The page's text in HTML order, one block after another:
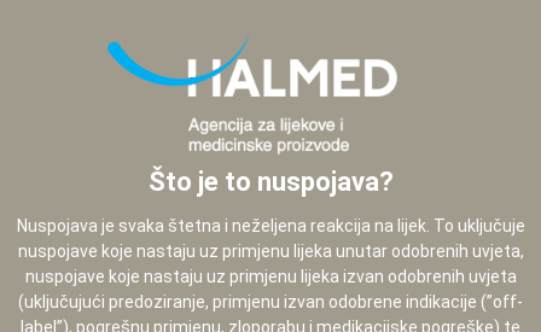
Što je to nuspojava?
Nuspojava je svaka štetna i neželjena reakcija na lijek. To uključuje
nuspojave koje nastaju uz primjenu lijeka unutar odobrenih uvjeta,
nuspojave koje nastaju uz primjenu lijeka izvan odobrenih uvjeta
(uključujući predoziranje, primjenu izvan odobrene indikacije (”off-
label”), pogrešnu primjenu, zloporabu i medikacijske pogreške) te